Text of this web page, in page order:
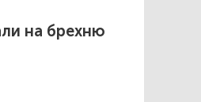
на брехню